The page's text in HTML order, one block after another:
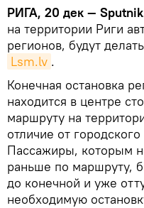
РИГА, 20 дек —
на территории Риги
регионов, будут
Lsm.lv .
Конечная остановка
находится в центре
маршруту на
отличие от
Пассажиры, которым
раньше по маршруту,
до конечной и уже
необходимую